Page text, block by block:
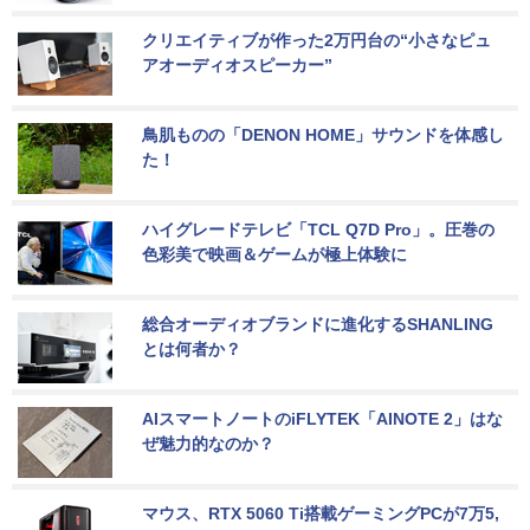
クリエイティブが作った2万円台の“小さなピュ
アオーディオスピーカー”
鳥肌ものの「DENON HOME」サウンドを体感し
た！
ハイグレードテレビ「TCL Q7D Pro」。圧巻の
色彩美で映画＆ゲームが極上体験に
総合オーディオブランドに進化するSHANLING
とは何者か？
AIスマートノートのiFLYTEK「AINOTE 2」はな
ぜ魅力的なのか？
マウス、RTX 5060 Ti搭載ゲーミングPCが7万5,